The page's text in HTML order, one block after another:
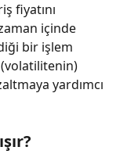
fiyatını
içinde
bir işlem
(volatilitenin)
yardımcı